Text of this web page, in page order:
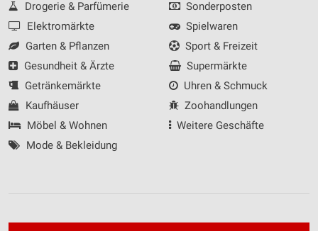
Drogerie & Parfümerie
Elektromärkte
Garten & Pflanzen
Gesundheit & Ärzte
Getränkemärkte
Kaufhäuser
Möbel & Wohnen
Mode & Bekleidung
Sonderposten
Spielwaren
Sport & Freizeit
Supermärkte
Uhren & Schmuck
Zoohandlungen
Weitere Geschäfte